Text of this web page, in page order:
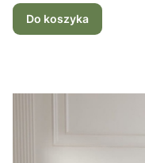
Do koszyka